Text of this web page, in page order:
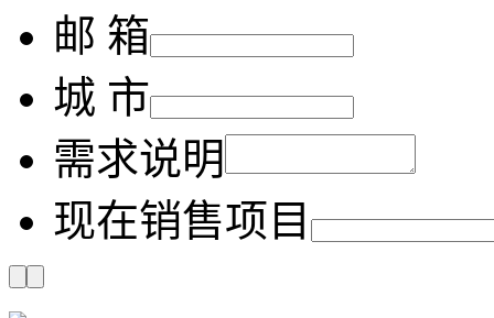
邮 箱
城 市
需求说明
现在销售项目